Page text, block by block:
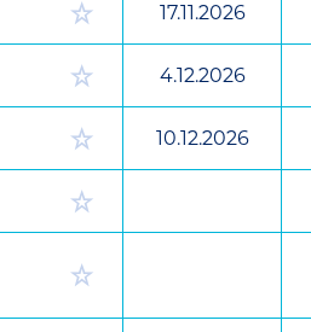
17.11.2026
4.12.2026
10.12.2026